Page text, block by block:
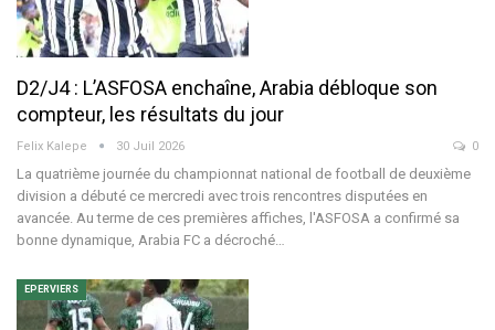
D2/J4 : L’ASFOSA enchaîne, Arabia débloque son
compteur, les résultats du jour
Felix Kalepe 30 Juil 2026 0
La quatrième journée du championnat national de football de deuxième
division a débuté ce mercredi avec trois rencontres disputées en
avancée. Au terme de ces premières affiches, l'ASFOSA a confirmé sa
bonne dynamique, Arabia FC a décroché…
EPERVIERS